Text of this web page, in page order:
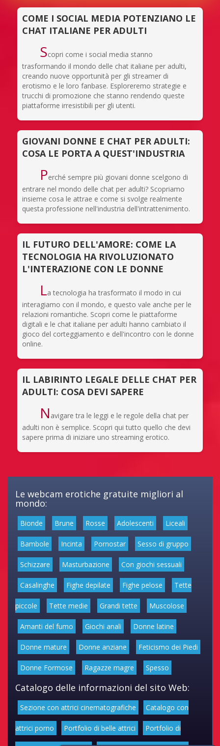
COME I SOCIAL MEDIA POTENZIANO LE
CHAT ITALIANE PER ADULTI
Scopri come i social media stanno
trasformando il mondo delle chat italiane per adulti,
creando nuove opportunità per gli streamer di
erotismo e le loro fanbase. Esploreremo strategie e
trucchi di promozione che stanno rendendo queste
piattaforme irresistibili per gli utenti.
GIOVANI DONNE E CHAT PER ADULTI:
COSA LE PORTA A QUEST'INDUSTRIA
Perché sempre più giovani donne scelgono di
entrare nel mondo delle chat per adulti? Scopriamo
insieme cosa le attrae e come si svolge realmente
questa professione nell'industria dell'intrattenimento.
IL FUTURO DELL'AMORE: COME LA
TECNOLOGIA HA RIVOLUZIONATO
L'INTERAZIONE CON LE DONNE
La tecnologia ha trasformato il modo in cui
interagiamo con il mondo, e questo vale anche per le
relazioni romantiche. Scopri come le piattaforme
digitali e le chat italiane per adulti hanno cambiato il
gioco del corteggiamento e dell'incontro con le donne
online.
IL LABIRINTO LEGALE DELLE CHAT PER
ADULTI: COSA DEVI SAPERE
N avigare tra le leggi e le regole della chat per
adulti non è semplice. Scopri qui tutto quello che devi
sapere prima di iniziare uno streaming erotico.
Le webcam erotiche gratuite migliori al
mondo:
Bionde Brune Rosse Adolescenti Liceali
Bambole Incinta Pornostar Sesso di gruppo
Schizzare Masturbazione Con giochi sessuali
Casalinghe Fighe depilate Fighe pelose Tette
piccole Tette medie Grandi tette Muscolose
Amanti del fumo Giochi anali Donne latine
Donne mature Donne anziane Feticismo dei Piedi
Donne Formose Ragazze magre Spesso
Catalogo delle informazioni del sito Web:
Sezione con attrici cinematografiche Catalogo con
attrici porno Portfolio di belle attrici Portfolio di